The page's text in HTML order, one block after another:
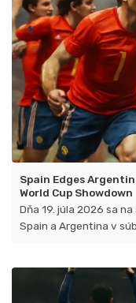
Spain Edges
World Cup Showdown
Dňa 19. júla 2026 sa
Spain a Argentina v